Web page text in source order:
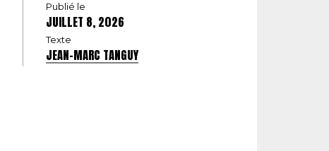
Publié le
JUILLET 8, 2026
Texte
JEAN-MARC TANGUY